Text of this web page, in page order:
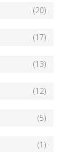
(20)
(17)
(13)
(12)
(5)
(1)